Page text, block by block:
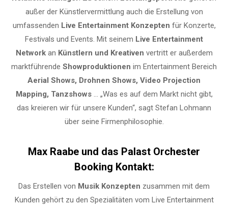
außer der Künstlervermittlung auch die Erstellung von
umfassenden Live Entertainment Konzepten für Konzerte,
Festivals und Events. Mit seinem Live Entertainment
Networkan Künstlern und Kreativen vertritt er außerdem
marktführende Showproduktionen im Entertainment Bereich
Aerial Shows, Drohnen Shows, Video Projection
Mapping, Tanzshows … „Was es auf dem Markt nicht gibt,
das kreieren wir für unsere Kunden“, sagt Stefan Lohmann
über seine Firmenphilosophie.
Max Raabe und das Palast Orchester
Booking Kontakt:
Das Erstellen von Musik Konzepten zusammen mit dem
Kunden gehört zu den Spezialitäten vom Live Entertainment